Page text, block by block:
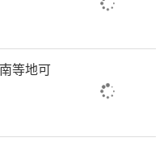
等地可